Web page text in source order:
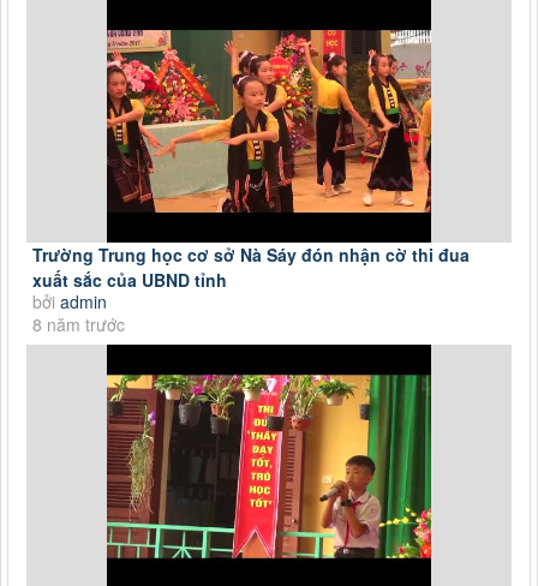
Trường Trung học cơ sở Nà Sáy đón nhận cờ thi đua
xuất sắc của UBND tỉnh
bởi admin
8 năm trước